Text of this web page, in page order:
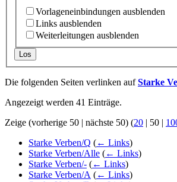
Vorlageneinbindungen ausblenden
Links ausblenden
Weiterleitungen ausblenden
Los
Die folgenden Seiten verlinken aufStarke
Angezeigt werden 41 Einträge.
Zeige (vorherige 50 | nächste 50) (20 | 50 |
Starke Verben/Q (← Links)
Starke Verben/Alle (← Links)
Starke Verben/- (← Links)
Starke Verben/A (← Links)